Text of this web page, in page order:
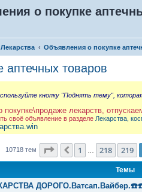
о покупке
Лекарства Объявления о покупке
аптечных товаров
кнопку "Поднять тему",
лекарств,
своё объявление в разделе Лекарства,
10718 тем Страница 220из 429
Пред.
1 218 219
Темы